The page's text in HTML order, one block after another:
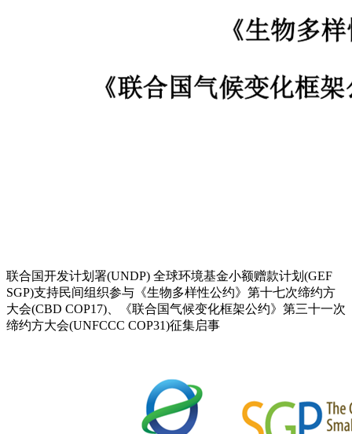
联合国开发计划署(UNDP) 全球环境基金小额赠款计划(GEF
SGP)支持民间组织参与《生物多样性公约》第十七次缔约方
大会(CBD COP17)、《联合国气候变化框架公约》第三十一次
缔约方大会(UNFCCC COP31)征集启事